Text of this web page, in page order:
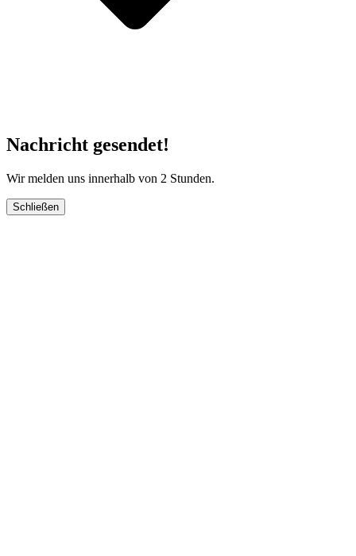
Nachricht gesendet!
Wir melden uns innerhalb von 2 Stunden.
Schließen